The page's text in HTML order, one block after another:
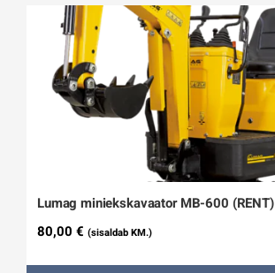
Lumag miniekskavaator MB-600 (RENT)
80,00 € (sisaldab KM.)